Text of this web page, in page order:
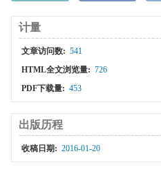
计量
文章访问数: 541
HTML全文浏览量: 726
PDF下载量: 453
出版历程
收稿日期: 2016-01-20